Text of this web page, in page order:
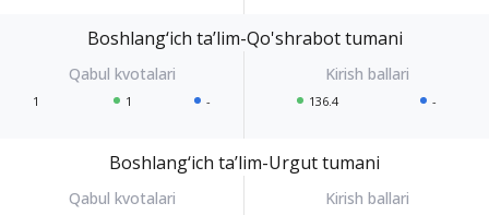
Boshlang‘ich ta’lim-Qo'shrabot tumani
1 1 - 136.4 -
Boshlang‘ich ta’lim-Urgut tumani